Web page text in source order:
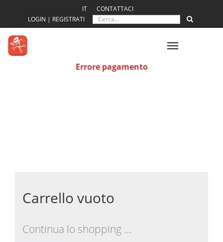
IT
CONTATTACI
LOGIN | REGISTRATI
Toggle
Errore pagamento
Carrello vuoto
Continua lo shopping ...